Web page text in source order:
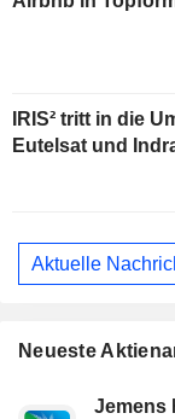
IRIS² tritt in die
Eutelsat und
Aktuelle
Neueste
Jemens